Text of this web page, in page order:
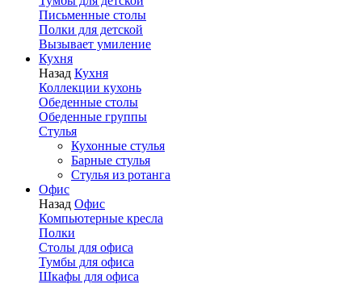
Письменные столы
Полки для детской
Вызывает умиление
Кухня
Назад Кухня
Коллекции кухонь
Обеденные столы
Обеденные группы
Стулья
Кухонные стулья
Барные стулья
Стулья из ротанга
Офис
Назад Офис
Компьютерные кресла
Полки
Столы для офиса
Тумбы для офиса
Шкафы для офиса